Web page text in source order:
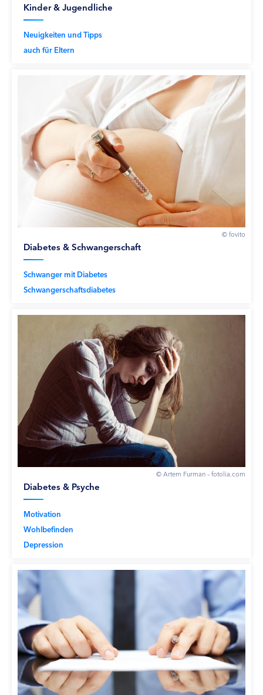
Kinder & Jugendliche
Neuigkeiten und Tipps
auch für Eltern
© fovito
Diabetes & Schwangerschaft
Schwanger mit Diabetes
Schwangerschaftsdiabetes
© Artem Furman – fotolia.com
Diabetes & Psyche
Motivation
Wohlbefinden
Depression